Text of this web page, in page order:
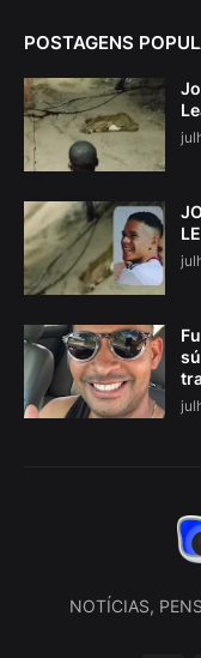
POSTAGENS
NOTÍCIAS,